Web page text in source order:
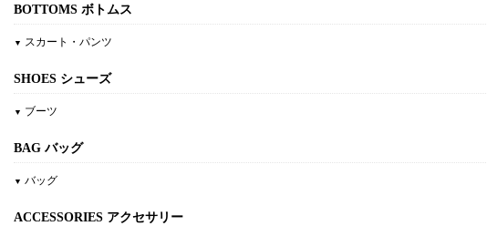
BOTTOMS ボトムス
▼ スカート・パンツ
SHOES シューズ
▼ ブーツ
BAG バッグ
▼ バッグ
ACCESSORIES アクセサリー